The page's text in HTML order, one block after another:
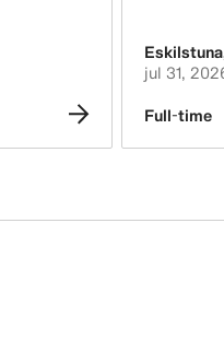
Eskilstuna
jul 31,
Full-time